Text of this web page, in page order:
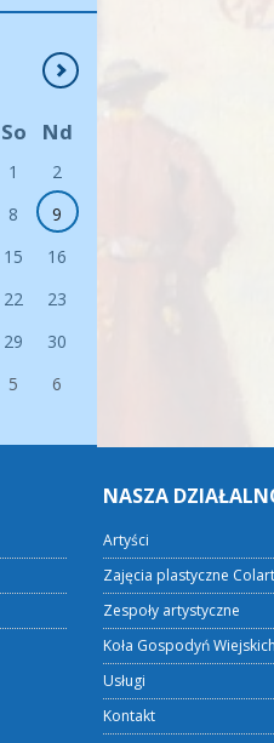
So Nd
1
2
8
9
15
16
22
23
29
30
5 6
NASZA
Artyści
Zajęcia plastyczne Colart
Zespoły artystyczne
Koła Gospodyń Wiejskich
Usługi
Kontakt